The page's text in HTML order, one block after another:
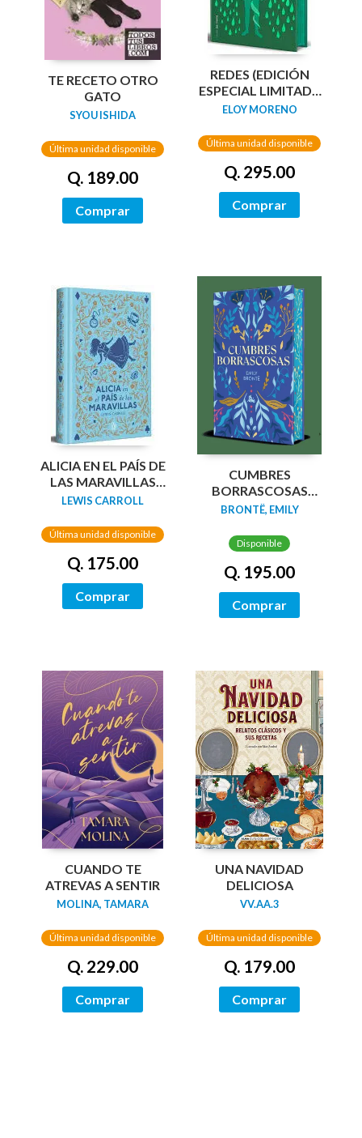
TE RECETO OTRO
GATO
SYOU ISHIDA
Última unidad disponible
Q. 189.00
Comprar
REDES (EDICIÓN
ESPECIAL LIMITADA
GUARDAS DRAGÓN)
ELOY MORENO
Última unidad disponible
Q. 295.00
Comprar
ALICIA EN EL PAÍS DE
LAS MARAVILLAS
(EDICIÓN LIMITADA
PINTADOS)
LEWIS CARROLL
Última unidad disponible
Q. 175.00
Comprar
CUMBRES
BORRASCOSAS
(EDICION LIMITADA
TINTADOS)
BRONTË, EMILY
Disponible
Q. 195.00
Comprar
CUANDO TE
ATREVAS A SENTIR
MOLINA, TAMARA
Última unidad disponible
Q. 229.00
Comprar
UNA NAVIDAD
DELICIOSA
VV.AA.3
Última unidad disponible
Q. 179.00
Comprar